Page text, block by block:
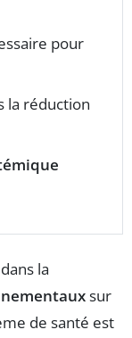
pour
la réduction
la
sur
de santé est